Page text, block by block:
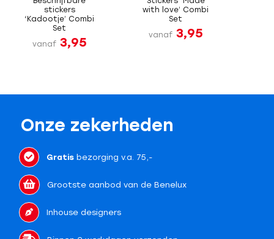
stickers
‘Kadootje’ Combi
Set
vanaf 3,95
with love’ Combi
Set
vanaf 3,95
Onze zekerheden
Gratisbezorging v.a. 75,-
Grootste aanbod van de Benelux
Inhouse designers